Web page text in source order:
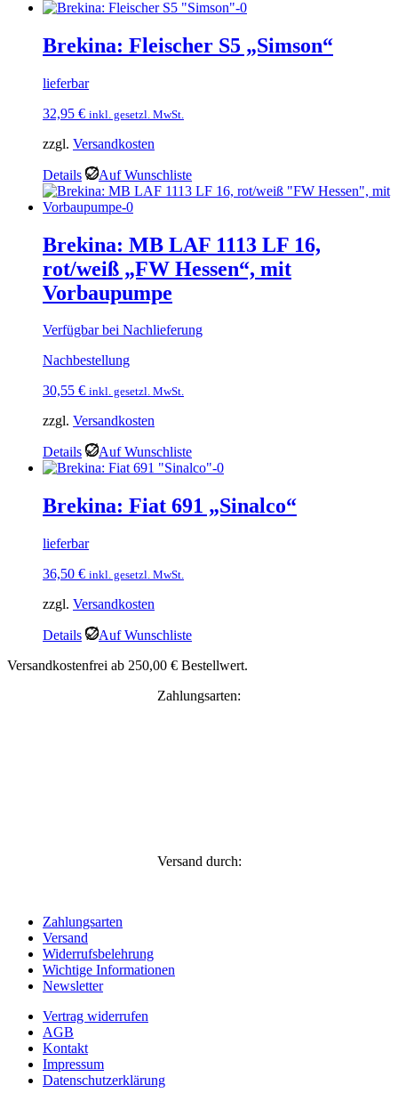
Brekina: Fleischer S5 „Simson“
lieferbar
32,95 € inkl. gesetzl. MwSt.
zzgl. Versandkosten
Details Auf Wunschliste
Brekina: MB LAF 1113 LF 16,
rot/weiß „FW Hessen“, mit
Vorbaupumpe
Verfügbar bei Nachlieferung
Nachbestellung
30,55 € inkl. gesetzl. MwSt.
zzgl. Versandkosten
Details Auf Wunschliste
Brekina: Fiat 691 „Sinalco“
lieferbar
36,50 € inkl. gesetzl. MwSt.
zzgl. Versandkosten
Details
Auf Wunschliste
Versandkostenfrei ab 250,00 € Bestellwert.
Zahlungsarten:
Versand durch:
Zahlungsarten
Versand
Widerrufsbelehrung
Wichtige Informationen
Newsletter
Vertrag widerrufen
AGB
Kontakt
Impressum
Datenschutzerklärung